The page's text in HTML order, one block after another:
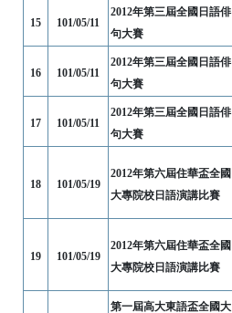
15 101/05/11
2012年第三屆全國日語俳
句大賽
16 101/05/11
2012年第三屆全國日語俳
句大賽
17 101/05/11
2012年第三屆全國日語俳
句大賽
18 101/05/19
2012年第六屆住華盃全國
大專院校日語演講比賽
19 101/05/19
2012年第六屆住華盃全國
大專院校日語演講比賽
第一屆高大東語盃全國大